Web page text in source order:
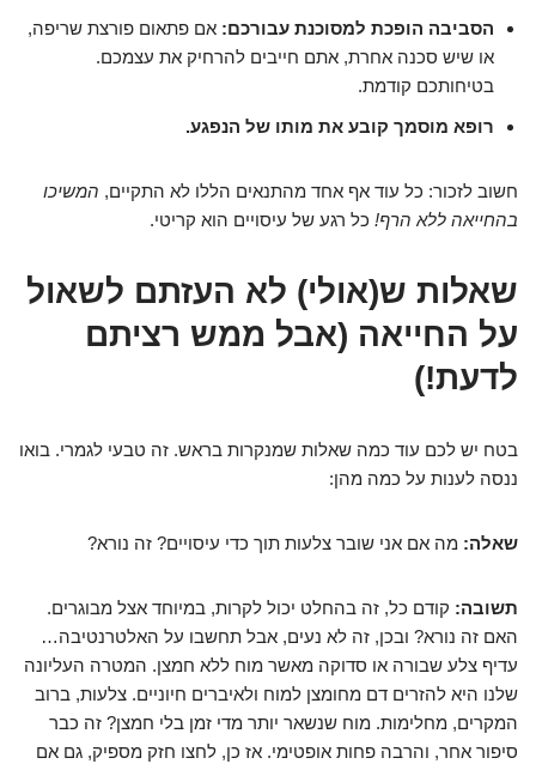
הסביבה הופכת למסוכנת עבורכם: אם פתאום פורצת שריפה,
או שיש סכנה אחרת, אתם חייבים להרחיק את עצמכם.
בטיחותכם קודמת.
רופא מוסמך קובע את מותו של הנפגע.
חשוב לזכור: כל עוד אף אחד מהתנאים הללו לא התקיים, המשיכו
בהחייאה ללא הרף! כל רגע של עיסויים הוא קריטי.
שאלות ש(אולי) לא העזתם לשאול
על החייאה (אבל ממש רציתם
לדעת!)
בטח יש לכם עוד כמה שאלות שמנקרות בראש. זה טבעי לגמרי. בואו
ננסה לענות על כמה מהן:
שאלה: מה אם אני שובר צלעות תוך כדי עיסויים? זה נורא?
תשובה: קודם כל, זה בהחלט יכול לקרות, במיוחד אצל מבוגרים.
האם זה נורא? ובכן, זה לא נעים, אבל תחשבו על האלטרנטיבה…
עדיף צלע שבורה או סדוקה מאשר מוח ללא חמצן. המטרה העליונה
שלנו היא להזרים דם מחומצן למוח ולאיברים חיוניים. צלעות, ברוב
המקרים, מחלימות. מוח שנשאר יותר מדי זמן בלי חמצן? זה כבר
סיפור אחר, והרבה פחות אופטימי. אז כן, לחצו חזק מספיק, גם אם